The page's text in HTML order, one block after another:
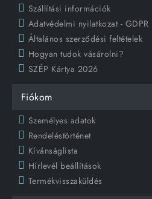
Szállítási információk
Adatvédelmi nyilatkozat - GDPR
Általános szerződési feltételek
Hogyan tudok vásárolni?
SZÉP Kártya 2026
Fiókom
Személyes adatok
Rendeléstörténet
Kívánságlista
Hírlevél beállítások
Termékvisszaküldés